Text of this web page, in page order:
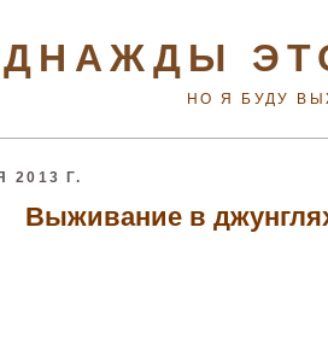
НО Я БУДУ
2013 Г.
Выживание в